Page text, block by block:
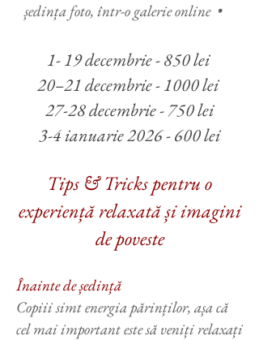
ședința foto, într-o galerie online •
1- 19 decembrie - 850 lei
20–21 decembrie - 1000 lei
27-28 decembrie - 750 lei
3-4 ianuarie2026 - 600lei
Tips & Tricks pentru o
experiență relaxată și imagini
de poveste
Înainte de ședință
Copiii simt energia părinților, așa că
cel mai important este să veniți relaxați